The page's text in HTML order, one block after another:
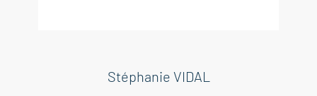
Cet appartement est à vendre à
Stéphanie VIDAL